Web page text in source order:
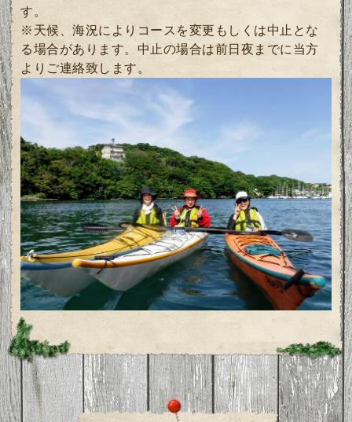
す。
※天候、海況によりコースを変更もしくは中止とな
る場合があります。中止の場合は前日夜までに当方
よりご連絡致します。